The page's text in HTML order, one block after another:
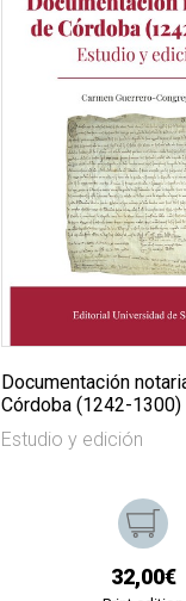
Documentación
Córdoba (1242-1300)
Estudio y edición
32,00€